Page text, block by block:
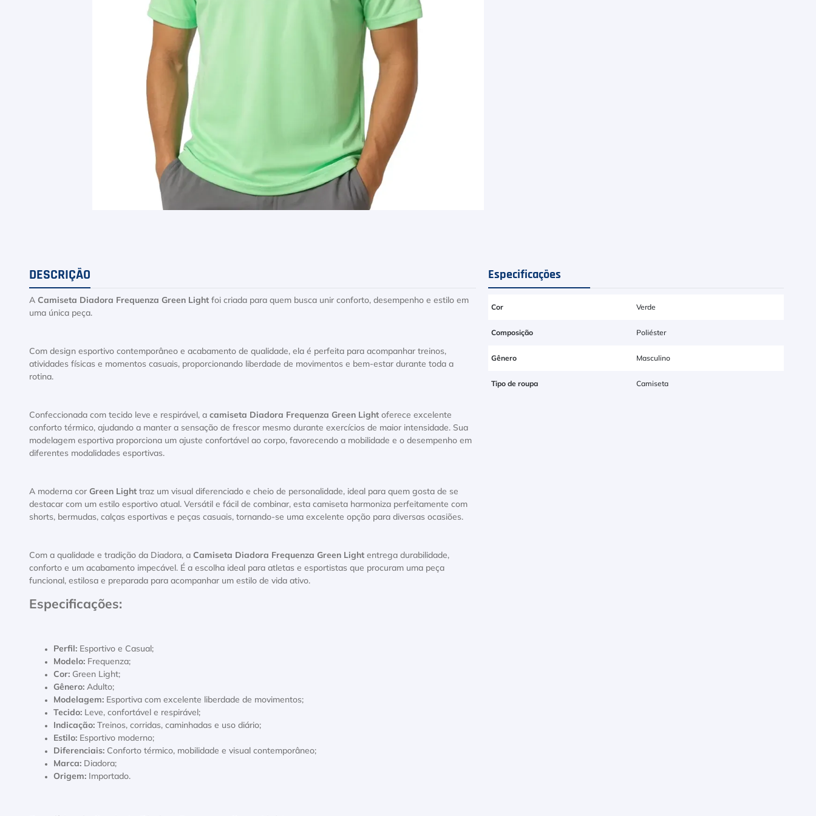
DESCRIÇÃO
A Camiseta Diadora Frequenza Green Light foi criada para quem busca unir conforto, desempenho e estilo em
uma única peça.
Com design esportivo contemporâneo e acabamento de qualidade, ela é perfeita para acompanhar treinos,
atividades físicas e momentos casuais, proporcionando liberdade de movimentos e bem-estar durante toda a
rotina.
Confeccionada com tecido leve e respirável, a camiseta Diadora Frequenza Green Light oferece excelente
conforto térmico, ajudando a manter a sensação de frescor mesmo durante exercícios de maior intensidade. Sua
modelagem esportiva proporciona um ajuste confortável ao corpo, favorecendo a mobilidade e o desempenho em
diferentes modalidades esportivas.
A moderna cor Green Light traz um visual diferenciado e cheio de personalidade, ideal para quem gosta de se
destacar com um estilo esportivo atual. Versátil e fácil de combinar, esta camiseta harmoniza perfeitamente com
shorts, bermudas, calças esportivas e peças casuais, tornando-se uma excelente opção para diversas ocasiões.
Com a qualidade e tradição da Diadora, a Camiseta Diadora Frequenza Green Light entrega durabilidade,
conforto e um acabamento impecável. É a escolha ideal para atletas e esportistas que procuram uma peça
funcional, estilosa e preparada para acompanhar um estilo de vida ativo.
Especificações:
Perfil: Esportivo e Casual;
Modelo: Frequenza;
Cor: Green Light;
Gênero: Adulto;
Modelagem: Esportiva com excelente liberdade de movimentos;
Tecido: Leve, confortável e respirável;
Indicação: Treinos, corridas, caminhadas e uso diário;
Estilo: Esportivo moderno;
Diferenciais: Conforto térmico, mobilidade e visual contemporâneo;
Marca: Diadora;
Origem: Importado.
Especificações
Cor Verde
Composição Poliéster
Gênero Masculino
Tipo de roupa Camiseta